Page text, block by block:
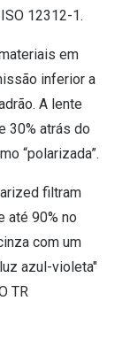
12312-1.
em
inferior a
A lente
30% atrás do
“polarizada”.
filtram
até 90% no
com um
azul-violeta"
TR